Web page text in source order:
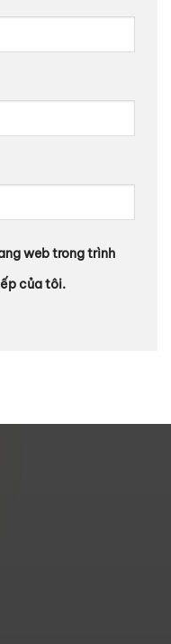
web trong trình
của tôi.